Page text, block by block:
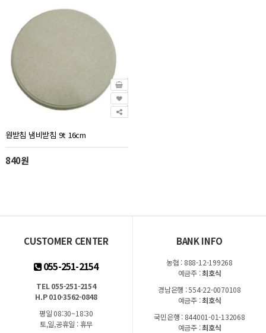
원받침 냄비받침 9t 16cm
840원
CUSTOMER CENTER
055-251-2154
TEL 055-251-2154
H.P 010-3562-0848
평일 08:30~18:30
토,일,공휴일 : 휴무
BANK INFO
농협 : 888-12-199268
예금주 :최호식
경남은행 : 554-22-0070108
예금주 :최호식
국민은행 : 844001-01-132068
예금주 :최호식